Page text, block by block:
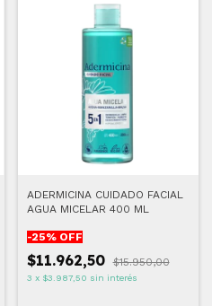
ADERMICINA CUIDADO FACIAL
AGUA MICELAR 400 ML
-25% OFF
$11.962,50 $15.950,00
3 x $3.987,50 sin interés